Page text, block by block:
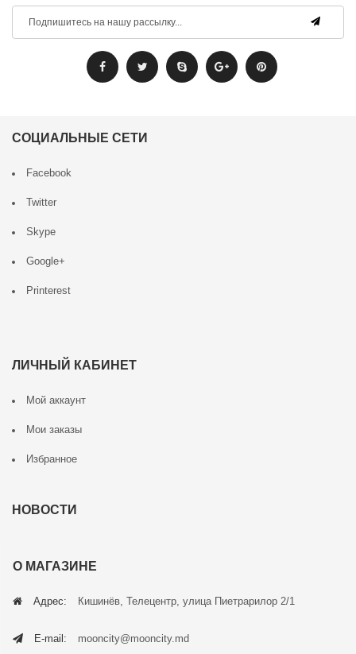
СОЦИАЛЬНЫЕ СЕТИ
Facebook
Twitter
Skype
Google+
Printerest
ЛИЧНЫЙ КАБИНЕТ
Мой аккаунт
Мои заказы
Избранное
НОВОСТИ
О МАГАЗИНЕ
Адрес: Кишинёв, Телецентр, улица Пиетрарилор 2/1
E-mail: mooncity@mooncity.md